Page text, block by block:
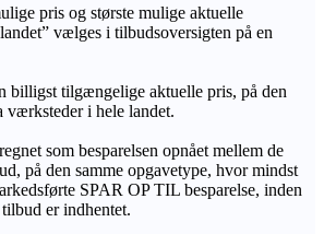
pris og største mulige aktuelle
vælges i tilbudsoversigten på en
billigst tilgængelige aktuelle pris, på den
værksteder i hele landet.
som besparelsen opnået mellem de
på den samme opgavetype, hvor mindst
SPAR OP TIL besparelse, inden
er indhentet.